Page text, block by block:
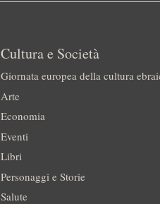
Cultura e Società
Giornata europea della cultura
Arte
Economia
Eventi
Libri
Personaggi e Storie
Salute